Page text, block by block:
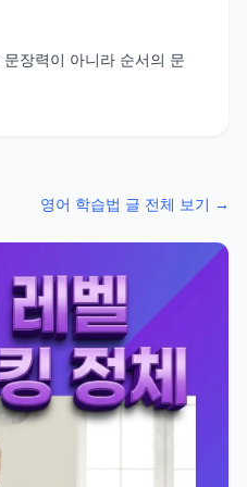
장력이 아니라 순서의 문
영어 학습법 글 전체 보기 →